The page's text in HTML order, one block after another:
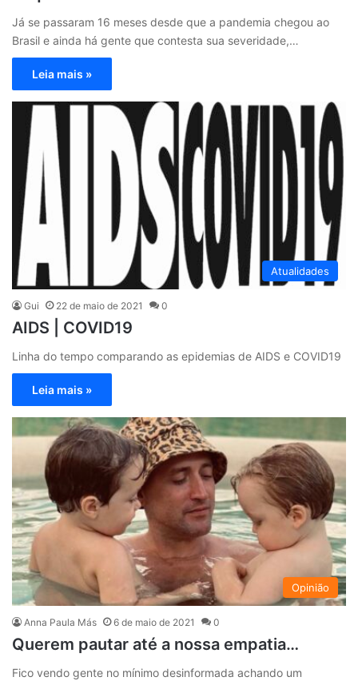
Já se passaram 16 meses desde que a pandemia chegou ao
Brasil e ainda há gente que contesta sua severidade,…
Leia mais »
Atualidades
Gui 22 de maio de 2021 0
AIDS | COVID19
Linha do tempo comparando as epidemias de AIDS e COVID19
Leia mais »
Opinião
Anna Paula Más 6 de maio de 2021 0
Querem pautar até a nossa empatia…
Fico vendo gente no mínimo desinformada achando um